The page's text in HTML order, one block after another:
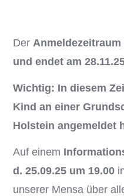
Der
und endet am
Wichtig: In diesem
Kind an einer
Holstein angemeldet
Auf einem
d. 25.09.25 um 19.00
unserer Mensa über